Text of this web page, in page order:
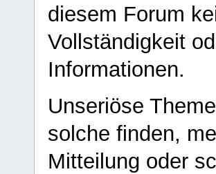
diesem Forum
Vollständigkeit
Informationen.
Unseriöse
solche finden,
Mitteilung oder